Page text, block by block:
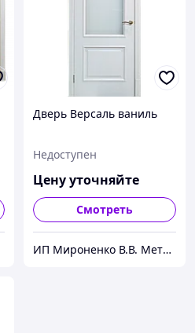
Дверь Версаль ваниль
Недоступен
Цену уточняйте
Смотреть
ИП Мироненко В.В. Металлические и межкомнатные двери